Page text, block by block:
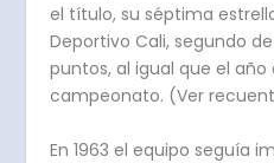
el título, su séptima
Deportivo Cali, segundo
puntos, al igual que el
campeonato. (Ver
En 1963 el equipo seguía